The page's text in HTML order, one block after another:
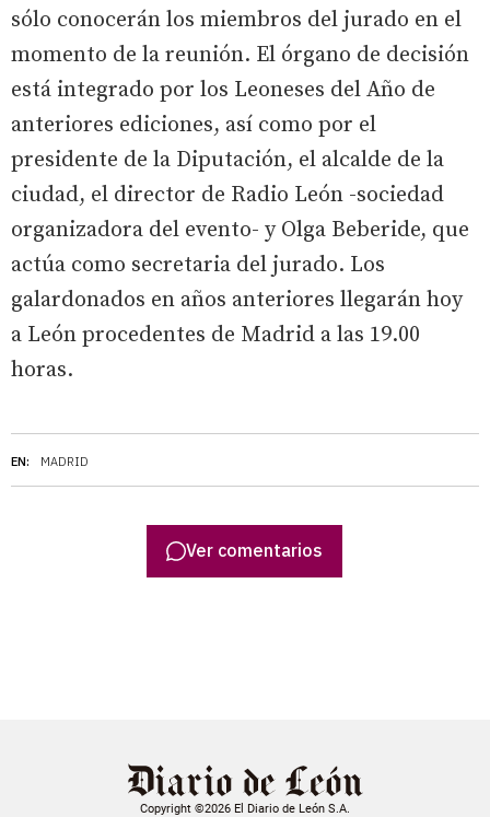
EN: MADRID
sólo conocerán los miembros del jurado en el
momento de la reunión. El órgano de decisión
está integrado por los Leoneses del Año de
anteriores ediciones, así como por el
presidente de la Diputación, el alcalde de la
ciudad, el director de Radio León -sociedad
organizadora del evento- y Olga Beberide, que
actúa como secretaria del jurado. Los
galardonados en años anteriores llegarán hoy
a León procedentes de Madrid a las 19.00
horas.
Ver comentarios
Copyright ©2026 El Diario de León S.A.